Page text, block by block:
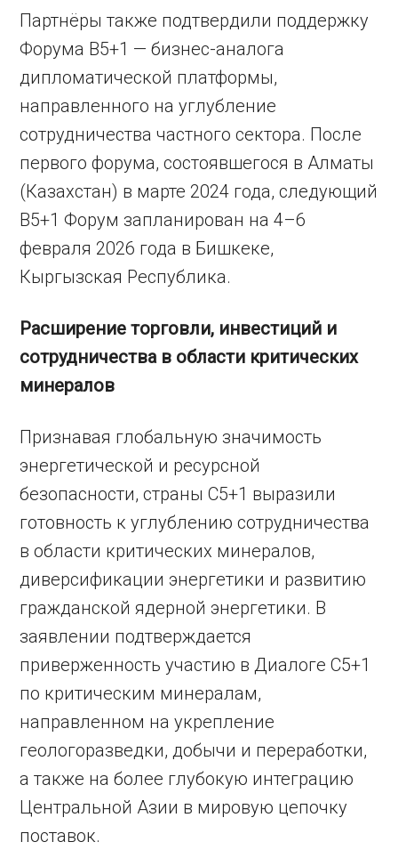
Партнёры также подтвердили поддержку
Форума B5+1 — бизнес-аналога
дипломатической платформы,
направленного на углубление
сотрудничества частного сектора. После
первого форума, состоявшегося в Алматы
(Казахстан) в марте 2024 года, следующий
B5+1 Форум запланирован на 4–6
февраля 2026 года в Бишкеке,
Кыргызская Республика.
Расширение торговли, инвестиций и
сотрудничества в области критических
минералов
Признавая глобальную значимость
энергетической и ресурсной
безопасности, страны C5+1 выразили
готовность к углублению сотрудничества
в области критических минералов,
диверсификации энергетики и развитию
гражданской ядерной энергетики. В
заявлении подтверждается
приверженность участию в Диалоге C5+1
по критическим минералам,
направленном на укрепление
геологоразведки, добычи и переработки,
а также на более глубокую интеграцию
Центральной Азии в мировую цепочку
поставок.